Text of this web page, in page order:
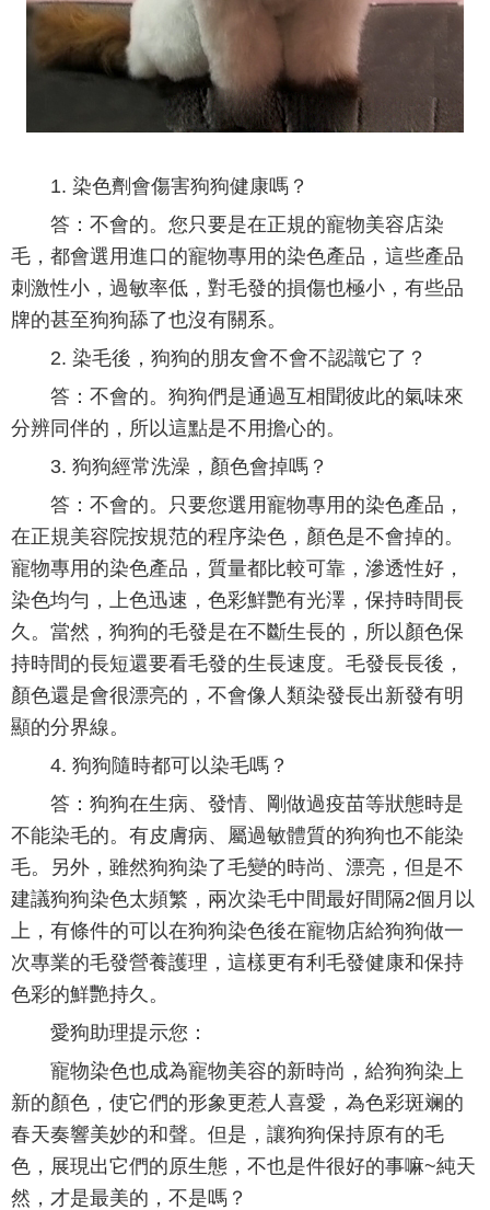
1. 染色劑會傷害狗狗健康嗎？
答：不會的。您只要是在正規的寵物美容店染
毛，都會選用進口的寵物專用的染色產品，這些產品
刺激性小，過敏率低，對毛發的損傷也極小，有些品
牌的甚至狗狗舔了也沒有關系。
2. 染毛後，狗狗的朋友會不會不認識它了？
答：不會的。狗狗們是通過互相聞彼此的氣味來
分辨同伴的，所以這點是不用擔心的。
3. 狗狗經常洗澡，顏色會掉嗎？
答：不會的。只要您選用寵物專用的染色產品，
在正規美容院按規范的程序染色，顏色是不會掉的。
寵物專用的染色產品，質量都比較可靠，滲透性好，
染色均勻，上色迅速，色彩鮮艷有光澤，保持時間長
久。當然，狗狗的毛發是在不斷生長的，所以顏色保
持時間的長短還要看毛發的生長速度。毛發長長後，
顏色還是會很漂亮的，不會像人類染發長出新發有明
顯的分界線。
4. 狗狗隨時都可以染毛嗎？
答：狗狗在生病、發情、剛做過疫苗等狀態時是
不能染毛的。有皮膚病、屬過敏體質的狗狗也不能染
毛。另外，雖然狗狗染了毛變的時尚、漂亮，但是不
建議狗狗染色太頻繁，兩次染毛中間最好間隔2個月以
上，有條件的可以在狗狗染色後在寵物店給狗狗做一
次專業的毛發營養護理，這樣更有利毛發健康和保持
色彩的鮮艷持久。
愛狗助理提示您：
寵物染色也成為寵物美容的新時尚，給狗狗染上
新的顏色，使它們的形象更惹人喜愛，為色彩斑斓的
春天奏響美妙的和聲。但是，讓狗狗保持原有的毛
色，展現出它們的原生態，不也是件很好的事嘛~純天
然，才是最美的，不是嗎？